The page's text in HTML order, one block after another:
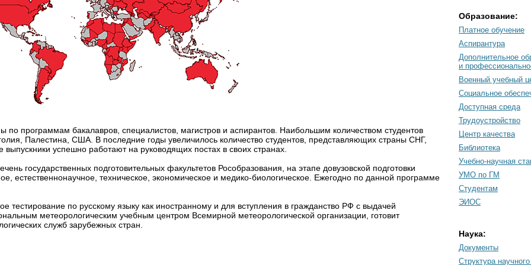
программам бакалавров, специалистов, магистров и аспирантов. Наибольшим количеством студентов
Палестина, США. В последние годы увеличилось количество студентов, представляющих страны СНГ,
успешно работают на руководящих постах в своих странах.
государственных подготовительных факультетов Рособразования, на этапе довузовской подготовки
естественнонаучное, техническое, экономическое и медико-биологическое. Ежегодно по данной программе
тестирование по русскому языку как иностранному и для вступления в гражданство РФ с выдачей
метеорологическим учебным центром Всемирной метеорологической организации, готовит
служб зарубежных стран.
Образование:
Платное обучение
Аспирантура
Дополнительное
и
Военный учебный
Социальное
Доступная среда
Трудоустройство
Центр качества
Библиотека
Учебно-научная
УМО по ГМ
Студентам
ЭИОС
Наука:
Документы
Cтруктура